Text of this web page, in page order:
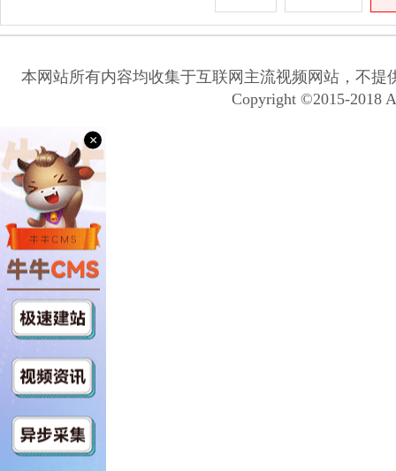
本网站所有内容均收集于互联网主流视频网站，不
Copyright ©2015-2018
×